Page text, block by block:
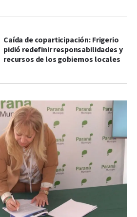
Caída de coparticipación: Frigerio
pidió redefinir responsabilidades y
recursos de los gobiernos locales